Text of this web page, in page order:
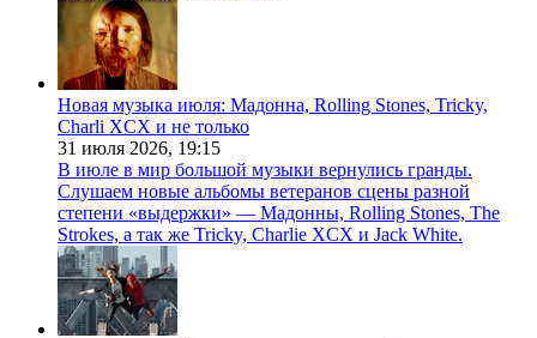
Новая музыка июля: Мадонна, Rolling Stones, Tricky,
Charli XCX и не только
31 июля 2026, 19:15
В июле в мир большой музыки вернулись гранды.
Слушаем новые альбомы ветеранов сцены разной
степени «выдержки» — Мадонны, Rolling Stones, The
Strokes, а так же Tricky, Charlie XCX и Jack White.